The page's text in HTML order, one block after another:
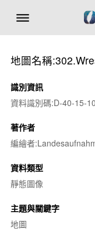
地圖名稱
識別資訊
資料識別碼:D-40-15-
著作者
編繪者
資料類型
靜態圖像
主題與關鍵字
地圖